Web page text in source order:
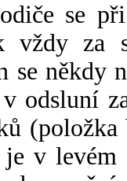
se
vždy za
se někdy
odsluní
v